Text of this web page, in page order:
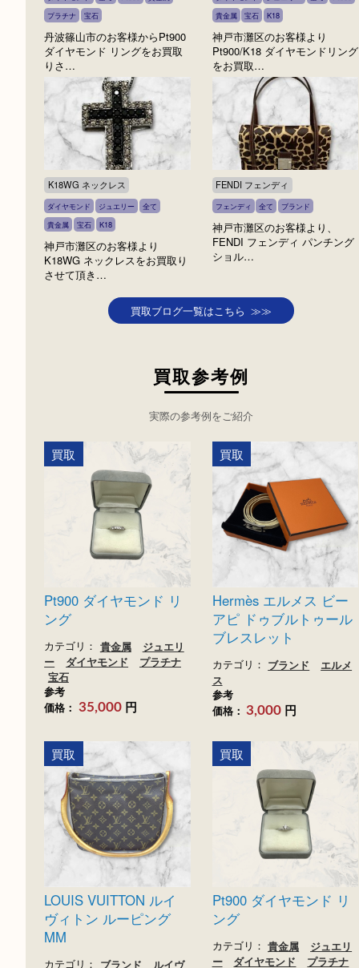
貴金属
ダイヤモンド 全て Pt900 貴金属
プラチナ 宝石
丹波篠山市のお客様からPt900
ダイヤモンド リングをお買取
りさ…
Pt900/K18 ダイヤモンドリン
ダイヤモンド ジュエリー 全て
貴金属 宝石 K18
神戸市灘区のお客様より
Pt900/K18 ダイヤモンド
をお買取…
神戸市灘区のお客様より
K18WG ネックレスをお買取り
させて頂き…
神戸市灘区のお客様より
ショル…
買取ブログ一覧はこちら ≫≫
買取参考例
実際の参考例をご紹介
買取
Pt900 ダイヤモンド リ
ング
カテゴリ： 貴金属 ジュエリ
ー ダイヤモンド プラチナ
宝石
価格： 35,000 円
買取
Hermès エルメス
アピ ドゥブルトゥ
ブレスレット
カテゴリ： ブランド エ
価格：
3,000 円
買取